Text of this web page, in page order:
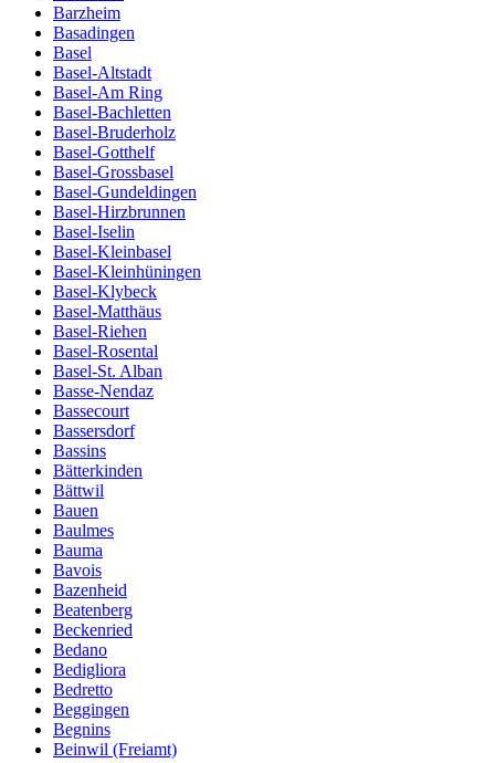
Barzheim
Basadingen
Basel
Basel-Altstadt
Basel-Am Ring
Basel-Bachletten
Basel-Bruderholz
Basel-Gotthelf
Basel-Grossbasel
Basel-Gundeldingen
Basel-Hirzbrunnen
Basel-Iselin
Basel-Kleinbasel
Basel-Kleinhüningen
Basel-Klybeck
Basel-Matthäus
Basel-Riehen
Basel-Rosental
Basel-St. Alban
Basse-Nendaz
Bassecourt
Bassersdorf
Bassins
Bätterkinden
Bättwil
Bauen
Baulmes
Bauma
Bavois
Bazenheid
Beatenberg
Beckenried
Bedano
Bedigliora
Bedretto
Beggingen
Begnins
Beinwil (Freiamt)